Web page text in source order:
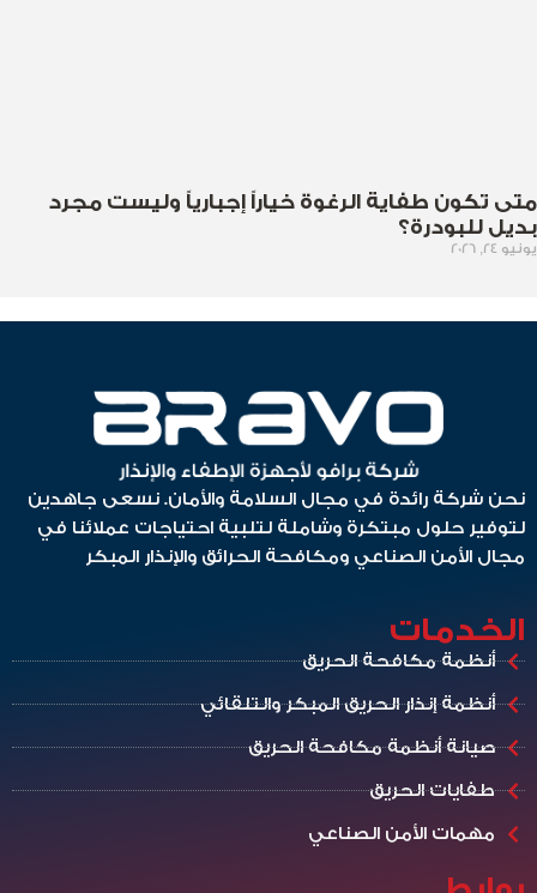
متى تكون طفاية الرغوة خياراً إجبارياً وليست مجرد
بديل للبودرة؟
يونيو 24, 2026
نحن شركة رائدة في مجال السلامة والأمان. نسعى جاهدين
لتوفير حلول مبتكرة وشاملة لتلبية احتياجات عملائنا في
مجال الأمن الصناعي ومكافحة الحرائق والإنذار المبكر
الخدمات
أنظمة مكافحة الحريق
أنظمة إنذار الحريق المبكر والتلقائي
صيانة أنظمة مكافحة الحريق
طفايات الحريق
مهمات الأمن الصناعي